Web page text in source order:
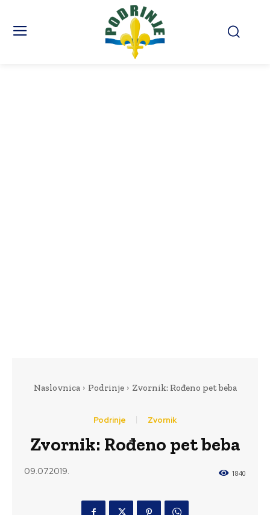
Naslovnica Podrinje Zvornik: Rođeno pet beba
Podrinje Zvornik
Zvornik: Rođeno pet beba
09.07.2019. 1840